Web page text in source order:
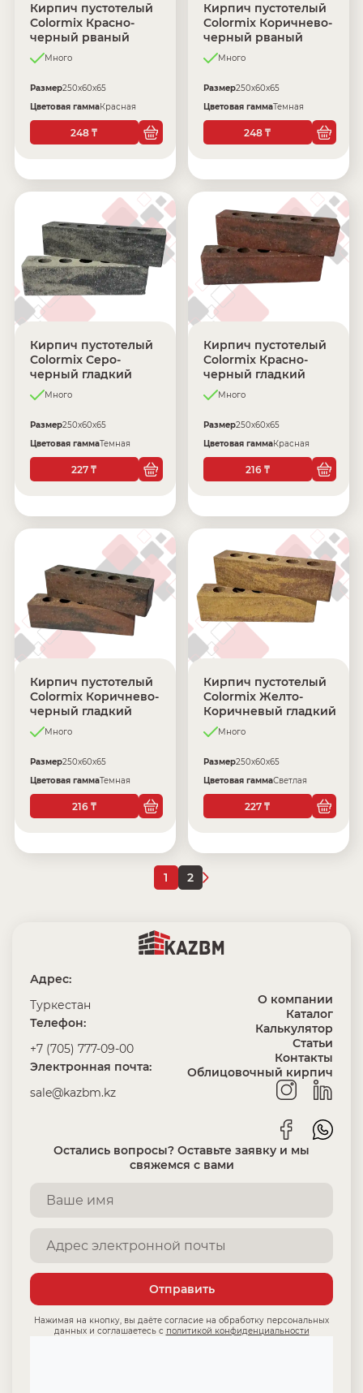
Кирпич пустотелый
Colormix Красно-
черный рваный
Много
Размер250х60х65
Цветовая гаммаКрасная
248 ₸
Кирпич пустотелый
Colormix Коричнево-
черный рваный
Много
Размер250х60х65
Цветовая гаммаТемная
248 ₸
Кирпич пустотелый
Colormix Серо-
черный гладкий
Много
Размер250х60х65
Цветовая гаммаТемная
227 ₸
Кирпич пустотелый
Colormix Красно-
черный гладкий
Много
Размер250х60х65
Цветовая гаммаКрасная
216 ₸
Кирпич пустотелый
Colormix Коричнево-
черный гладкий
Много
Размер250х60х65
Цветовая гаммаТемная
216 ₸
Кирпич пустотелый
Colormix Желто-
Коричневый гладкий
Много
Размер250х60х65
Цветовая гаммаСветлая
227 ₸
1 2
Адрес:
Туркестан
Телефон:
+7 (705) 777-09-00
Электронная почта:
sale@kazbm.kz
О компании
Каталог
Калькулятор
Статьи
Контакты
Облицовочный кирпич
Остались вопросы? Оставьте заявку и мы
свяжемся с вами
Отправить
Нажимая на кнопку, вы даёте согласие на обработку персональных
данных и соглашаетесь с политикой конфиденциальности